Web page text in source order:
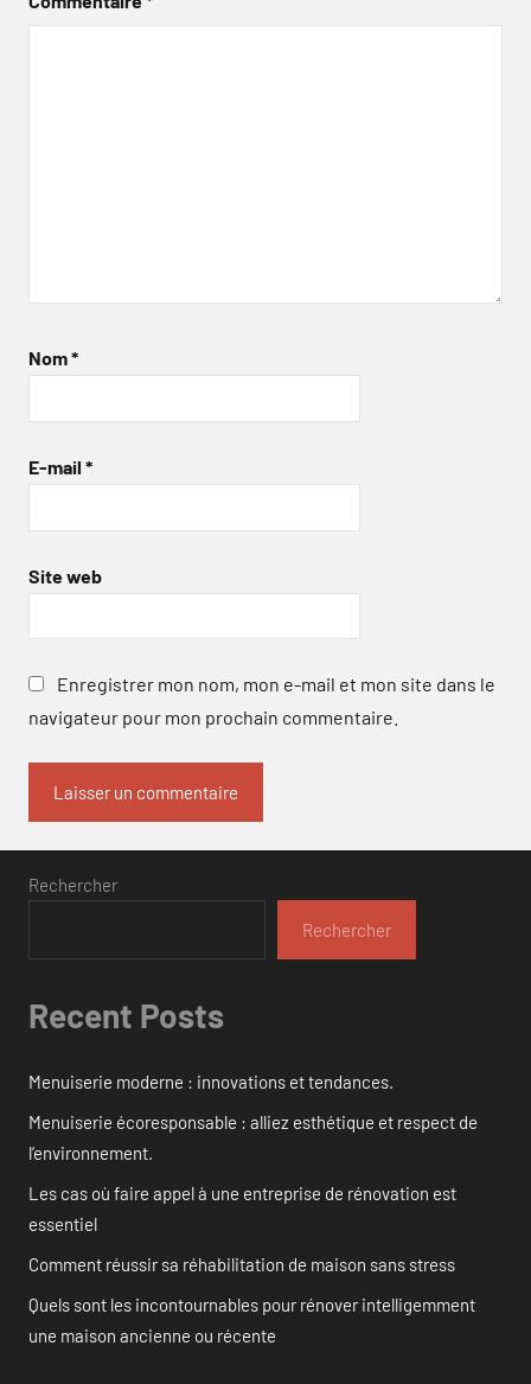
Nom*
E-mail *
Site web
Enregistrer mon nom, mon e-mail et mon site dans le
navigateur pour mon prochain commentaire.
Rechercher
Rechercher
Recent Posts
Menuiserie moderne : innovations et tendances.
Menuiserie écoresponsable : alliez esthétique et respect de
l’environnement.
Les cas où faire appel à une entreprise de rénovation est
essentiel
Comment réussir sa réhabilitation de maison sans stress
Quels sont les incontournables pour rénover intelligemment
une maison ancienne ou récente